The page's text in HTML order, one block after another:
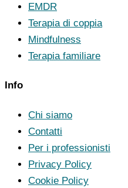
EMDR
Terapia di coppia
Mindfulness
Terapia familiare
Info
Chi siamo
Contatti
Per i professionisti
Privacy Policy
Cookie Policy